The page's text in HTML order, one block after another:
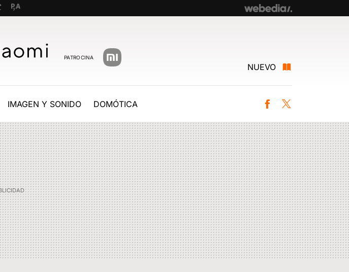
PATROCINA
NUEVO
IMAGEN Y SONIDO DOMÓTICA Facebook